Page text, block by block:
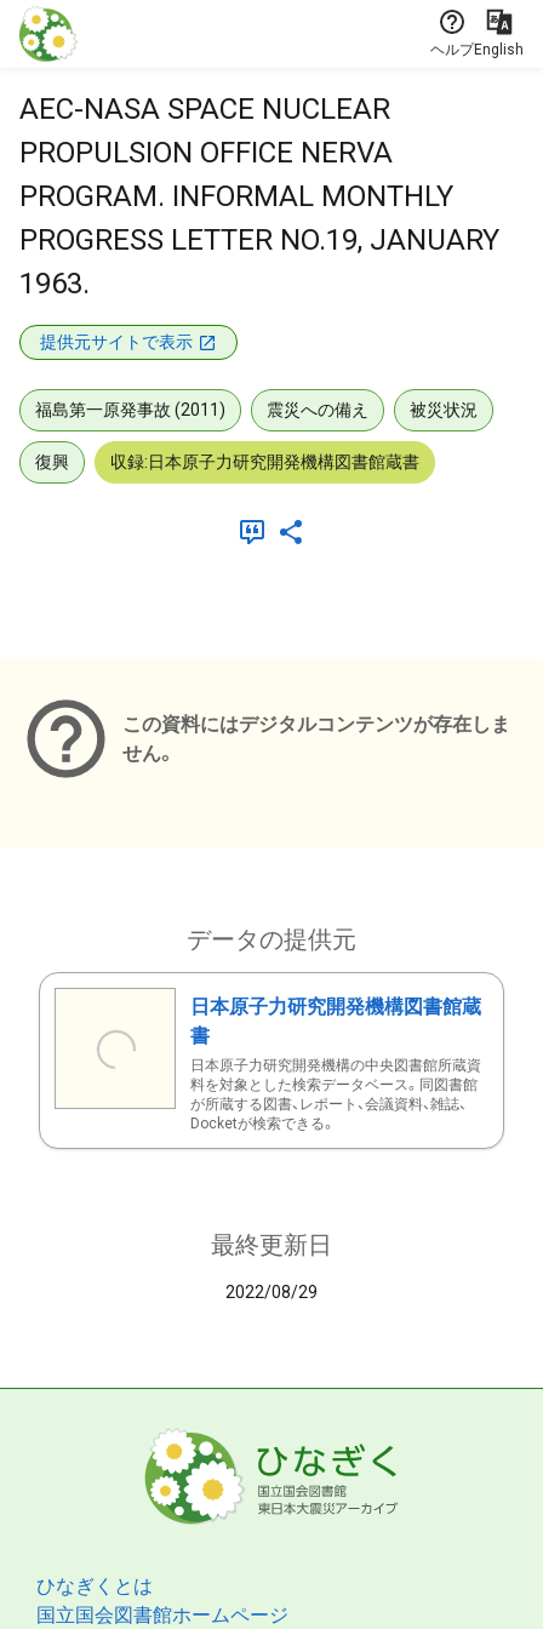
本文に飛ぶ
ヘルプEnglish
AEC-NASA SPACE NUCLEAR
PROPULSION OFFICE NERVA
PROGRAM. INFORMAL MONTHLY
PROGRESS LETTER NO.19, JANUARY
1963.
提供元サイトで表示
福島第一原発事故 (2011) 震災への備え 被災状況
復興 収録:日本原子力研究開発機構図書館蔵書
この資料にはデジタルコンテンツが存在しま
せん。
データの提供元
日本原子力研究開発機構図書館蔵
書
日本原子力研究開発機構の中央図書館所蔵資
料を対象とした検索データベース。同図書館
が所蔵する図書、レポート、会議資料、雑誌、
Docketが検索できる。
最終更新日
2022/08/29
ひなぎくとは
国立国会図書館ホームページ